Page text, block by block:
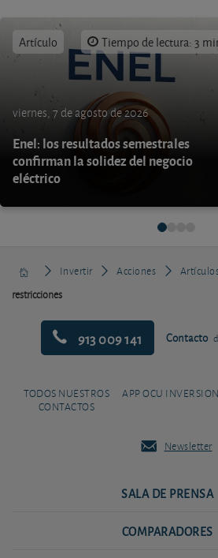
Artículo Tiempo de lectura: 3
viernes, 7 de agosto de 2026
Enel: los resultados semestrales
confirman la solidez del negocio
eléctrico
Invertir Acciones
restricciones
913 009 141 Contacto
TODOS NUESTROS
CONTACTOS
APP OCU
Newsletter
SALA DE PRENSA
COMPARADORES